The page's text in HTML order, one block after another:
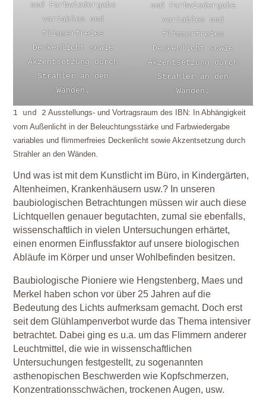
und Farbwiedergabe
variables und
flimmerfreies
Deckenlicht sowie
Akzentsetzung durch
Strahler an den
Wänden.
und Farbwiedergabe
variables und
flimmerfreies
Deckenlicht sowie
Akzentsetzung durch
Strahler an den
Wänden.
1 und 2 Ausstellungs- und Vortragsraum des IBN: In Abhängigkeit
vom Außenlicht in der Beleuchtungsstärke und Farbwiedergabe
variables und flimmerfreies Deckenlicht sowie Akzentsetzung durch
Strahler an den Wänden.
Und was ist mit dem Kunstlicht im Büro, in Kindergärten,
Altenheimen, Krankenhäusern usw.? In unseren
baubiologischen Betrachtungen müssen wir auch diese
Lichtquellen genauer begutachten, zumal sie ebenfalls,
wissenschaftlich in vielen Untersuchungen erhärtet,
einen enormen Einflussfaktor auf unsere biologischen
Abläufe im Körper und unser Wohlbefinden besitzen.
Baubiologische Pioniere wie Hengstenberg, Maes und
Merkel haben schon vor über 25 Jahren auf die
Bedeutung des Lichts aufmerksam gemacht. Doch erst
seit dem Glühlampenverbot wurde das Thema intensiver
betrachtet. Dabei ging es u.a. um das Flimmern anderer
Leuchtmittel, die wie in wissenschaftlichen
Untersuchungen festgestellt, zu sogenannten
asthenopischen Beschwerden wie Kopfschmerzen,
Konzentrationsschwächen, trockenen Augen, usw.